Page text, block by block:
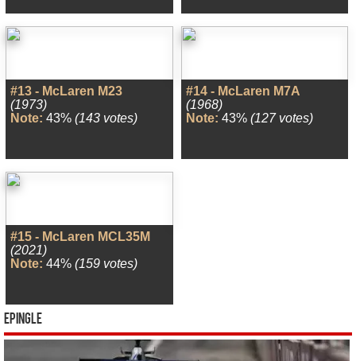
#13 - McLaren M23
(1973)
Note: 43% (143 votes)
#14 - McLaren M7A
(1968)
Note: 43% (127 votes)
#15 - McLaren MCL35M
(2021)
Note: 44% (159 votes)
Epingle